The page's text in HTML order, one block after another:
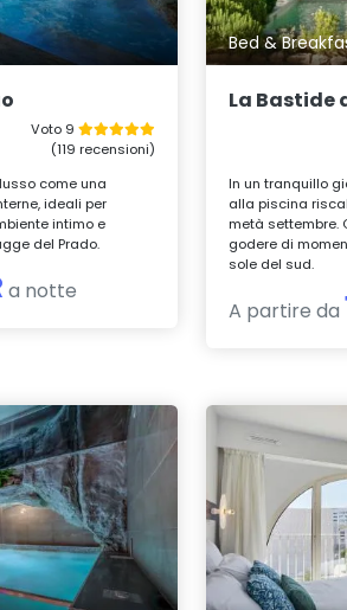
Voto 9
(119 recensioni)
come una
ideali per
intimo e
del Prado.
a notte
Bed &
La Bastide
In un tranquillo
alla piscina
metà settembre.
godere di
sole del sud.
A partire da